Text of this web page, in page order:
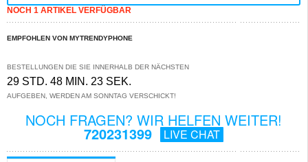
NOCH 1 ARTIKEL VERFÜGBAR
EMPFOHLEN VON MYTRENDYPHONE
BESTELLUNGEN DIE SIE INNERHALB DER NÄCHSTEN
29 STD. 48 MIN. 23 SEK.
AUFGEBEN, WERDEN AM SONNTAG VERSCHICKT!
NOCH FRAGEN? WIR HELFEN WEITER!
720231399 LIVE CHAT